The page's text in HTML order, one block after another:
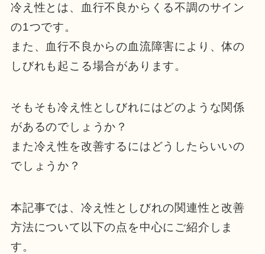
冷え性とは、血行不良からくる不調のサイン
の1つです。
また、血行不良からの血流障害により、体の
しびれも起こる場合があります。
そもそも冷え性としびれにはどのような関係
があるのでしょうか？
また冷え性を改善するにはどうしたらいいの
でしょうか？
本記事では、冷え性としびれの関連性と改善
方法について以下の点を中心にご紹介しま
す。